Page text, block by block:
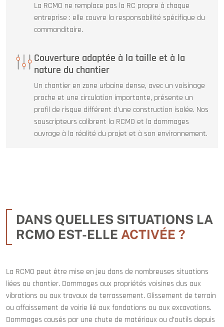
La RCMO ne remplace pas la RC propre à chaque
entreprise : elle couvre la responsabilité spécifique du
commanditaire.
Couverture adaptée à la taille et à la
nature du chantier
Un chantier en zone urbaine dense, avec un voisinage
proche et une circulation importante, présente un
profil de risque différent d’une construction isolée. Nos
souscripteurs calibrent la RCMO et la dommages
ouvrage à la réalité du projet et à son environnement.
DANS QUELLES SITUATIONS LA
RCMO EST-ELLE ACTIVÉE ?
La RCMO peut être mise en jeu dans de nombreuses situations
liées au chantier. Dommages aux propriétés voisines dus aux
vibrations ou aux travaux de terrassement. Glissement de terrain
ou affaissement de voirie lié aux fondations ou aux excavations.
Dommages causés par une chute de matériaux ou d’outils depuis